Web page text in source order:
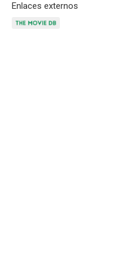
Enlaces externos